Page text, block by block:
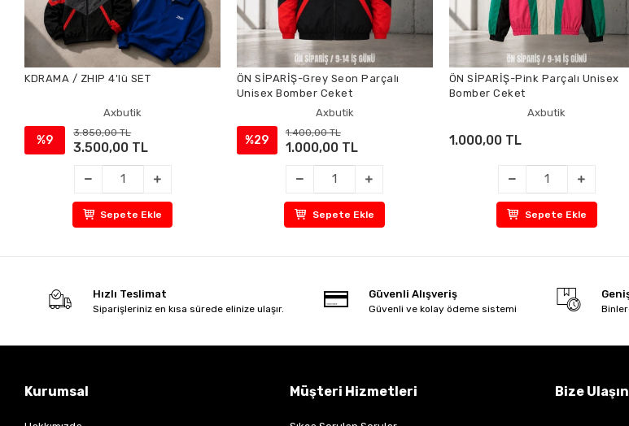
KDRAMA / ZHIP 4'lü SET
Axbutik
%9
3.850,00 TL
3.500,00 TL
Sepete Ekle
ÖN SİPARİŞ-Grey Seon Parçalı
Unisex Bomber Ceket
Axbutik
%29
1.400,00 TL
1.000,00 TL
Sepete Ekle
ÖN SİPARİŞ-Pink Parçalı Unisex
Bomber Ceket
Axbutik
1.000,00 TL
Sepete Ekle
Hızlı Teslimat
Siparişleriniz en kısa sürede elinize ulaşır.
Güvenli Alışveriş
Güvenli ve kolay ödeme sistemi
Kurumsal Müşteri Hizmetleri Bize Ulaşın